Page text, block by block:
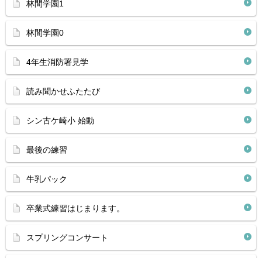
林間学園1
林間学園0
4年生消防署見学
読み聞かせふたたび
シン古ケ崎小 始動
最後の練習
牛乳パック
卒業式練習はじまります。
スプリングコンサート